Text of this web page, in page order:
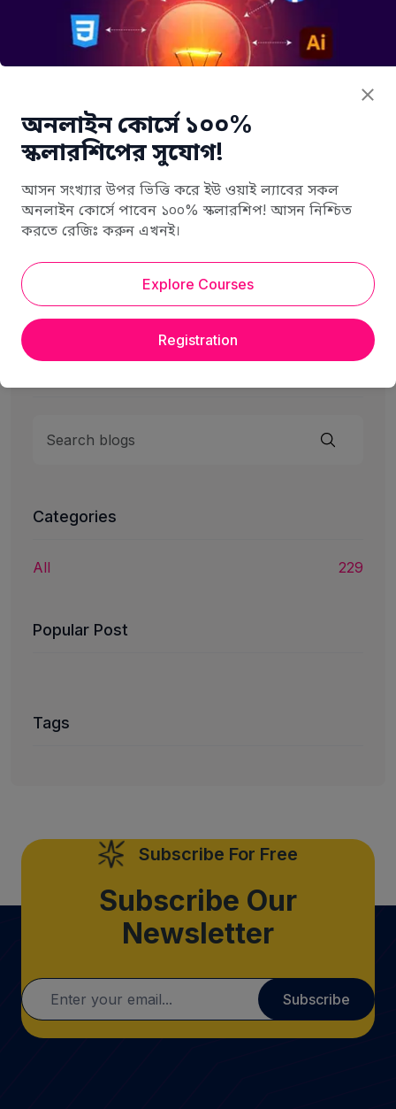
অনলাইন কোর্সে ১০০%
স্কলারশিপের সুযোগ!
আসন সংখ্যার উপর ভিত্তি করে ইউ ওয়াই ল্যাবের সকল
অনলাইন কোর্সে পাবেন ১০০% স্কলারশিপ! আসন নিশ্চিত
করতে রেজিঃ করুন এখনই।
Explore Courses
Registration
Categories
All 229
Popular Post
Tags
লিংকডইন থেকে আয় করার ১০ টি উপায়
07 December 2024
Subscribe For Free
Subscribe Our
Newsletter
Subscribe